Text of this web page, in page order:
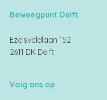
Beweegpunt Delft
Ezelsveldlaan 152
2611 DK Delft
Volg ons op